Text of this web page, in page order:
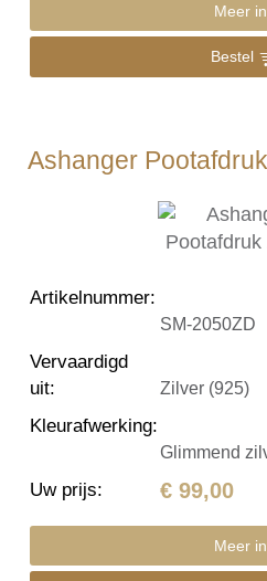
Meer
Bestel
Ashanger
Artikelnummer:
SM-2050ZD
Vervaardigd
uit: Zilver (925)
Kleurafwerking:
Glimmend
Uw prijs: € 99,00
Meer